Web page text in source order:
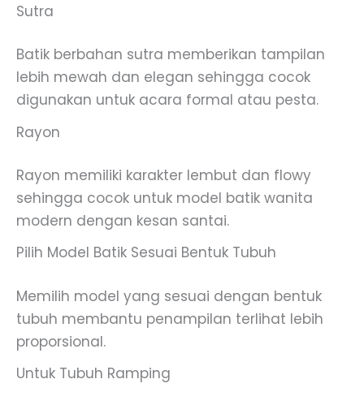
Sutra
Batik berbahan sutra memberikan tampilan
lebih mewah dan elegan sehingga cocok
digunakan untuk acara formal atau pesta.
Rayon
Rayon memiliki karakter lembut dan flowy
sehingga cocok untuk model batik wanita
modern dengan kesan santai.
Pilih Model Batik Sesuai Bentuk Tubuh
Memilih model yang sesuai dengan bentuk
tubuh membantu penampilan terlihat lebih
proporsional.
Untuk Tubuh Ramping